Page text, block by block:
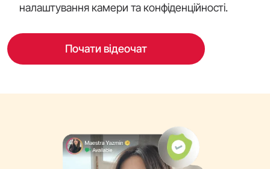
налаштування камери та конфіденційності.
Почати відеочат